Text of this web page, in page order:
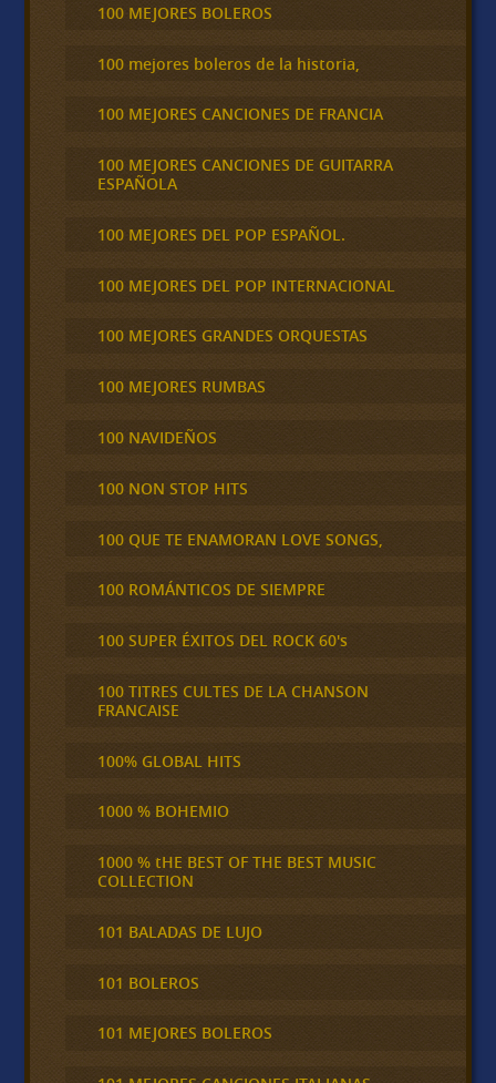
100 MEJORES BOLEROS
100 mejores boleros de la historia,
100 MEJORES CANCIONES DE FRANCIA
100 MEJORES CANCIONES DE GUITARRA
ESPAÑOLA
100 MEJORES DEL POP ESPAÑOL.
100 MEJORES DEL POP INTERNACIONAL
100 MEJORES GRANDES ORQUESTAS
100 MEJORES RUMBAS
100 NAVIDEÑOS
100 NON STOP HITS
100 QUE TE ENAMORAN LOVE SONGS,
100 ROMÁNTICOS DE SIEMPRE
100 SUPER ÉXITOS DEL ROCK 60's
100 TITRES CULTES DE LA CHANSON
FRANCAISE
100% GLOBAL HITS
1000 % BOHEMIO
1000 % tHE BEST OF THE BEST MUSIC
COLLECTION
101 BALADAS DE LUJO
101 BOLEROS
101 MEJORES BOLEROS